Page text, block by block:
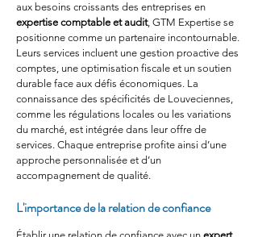
aux besoins croissants des entreprises en
expertise comptable et audit, GTM Expertise se
positionne comme un partenaire incontournable.
Leurs services incluent une gestion proactive des
comptes, une optimisation fiscale et un soutien
durable face aux défis économiques. La
connaissance des spécificités de Louveciennes,
comme les régulations locales ou les variations
du marché, est intégrée dans leur offre de
services. Chaque entreprise profite ainsi d’une
approche personnalisée et d’un
accompagnement de qualité.
L'importance de la relation de confiance